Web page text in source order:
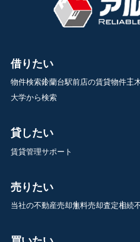
借りたい
物件検索鈴蘭台駅前店の賃貸物件三
大学から検索
貸したい
賃貸管理サポート
売りたい
当社の不動産売却無料売却査定相続